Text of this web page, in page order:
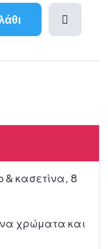
αγαπη
μένων
& κασετίνα, 8
χρώματα και